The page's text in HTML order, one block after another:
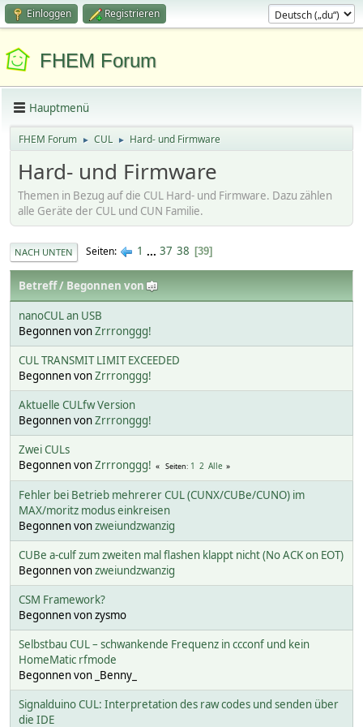
Einloggen Registrieren
FHEM Forum
Hauptmenü
FHEM Forum ► CUL ► Hard- und Firmware
Hard- und Firmware
Themen in Bezug auf die CUL Hard- und Firmware. Dazu zählen
alle Geräte der CUL und CUN Familie.
NACH UNTEN Seiten 1 ... 37 38 39
Betreff/ Begonnen von
nanoCUL an USB
Begonnen vonZrrronggg!
CUL TRANSMIT LIMIT EXCEEDED
Begonnen vonZrrronggg!
Aktuelle CULfw Version
Begonnen vonZrrronggg!
Zwei CULs
Begonnen vonZrrronggg! Seiten 1 2 Alle
Fehler bei Betrieb mehrerer CUL (CUNX/CUBe/CUNO) im
MAX/moritz modus einkreisen
Begonnen vonzweiundzwanzig
CUBe a-culf zum zweiten mal flashen klappt nicht (No ACK on EOT)
Begonnen vonzweiundzwanzig
CSM Framework?
Begonnen von zysmo
Selbstbau CUL – schwankende Frequenz in ccconf und kein
HomeMatic rfmode
Begonnen von _Benny_
Signalduino CUL: Interpretation des raw codes und senden über
die IDE